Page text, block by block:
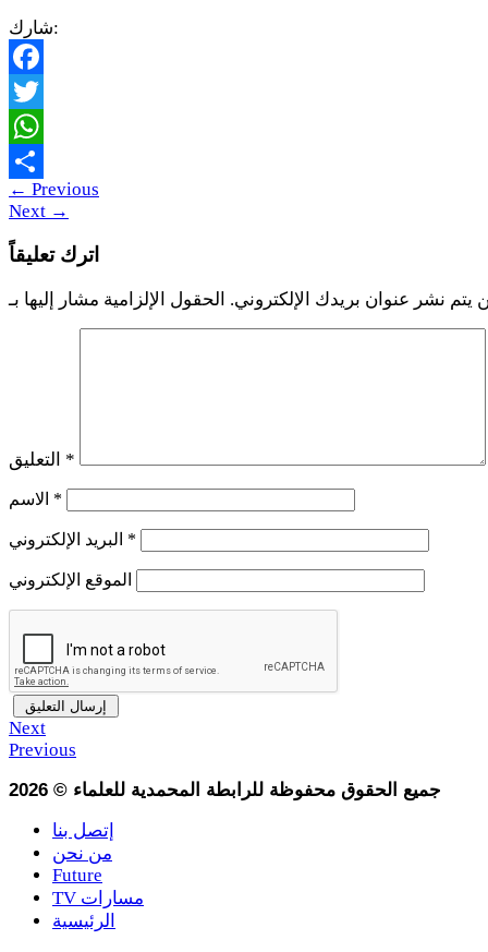
شارك:
Facebook
Twitter
WhatsApp
Share
← Previous
Next →
اترك تعليقاً
يتم نشر عنوان بريدك الإلكتروني.
*
*
*
الموقع الإلكتروني
Next
Previous
2026 © جميع الحقوق محفوظة للرابطة المحمدية للعلماء
إتصل بنا
من نحن
Future
TV مسارات
الرئيسية